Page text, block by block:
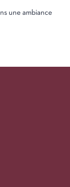
une ambiance